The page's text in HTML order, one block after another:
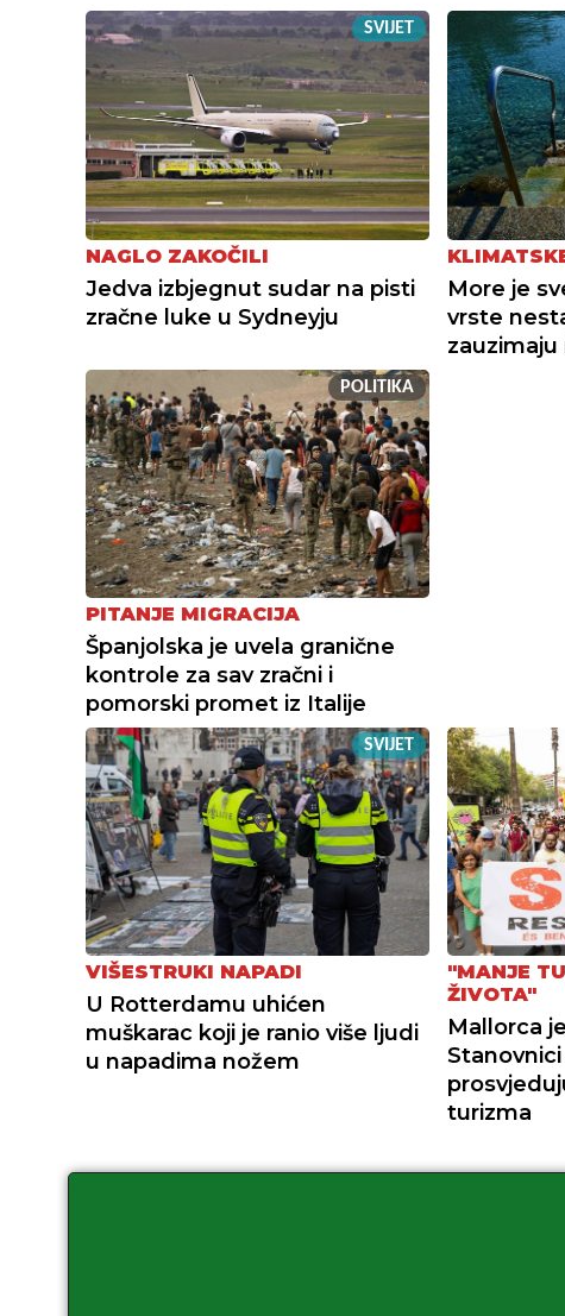
SVIJET
NAGLO ZAKOČILI
Jedva izbjegnut sudar na pisti
zračne luke u Sydneyju
More je
vrste
POLITIKA
PITANJE MIGRACIJA
Španjolska je uvela granične
kontrole za sav zračni i
pomorski promet iz Italije
SVIJET
VIŠESTRUKI NAPADI
U Rotterdamu uhićen
muškarac koji je ranio više ljudi
u napadima nožem
"MANJE
ŽIVOTA"
Mallorca
turizma